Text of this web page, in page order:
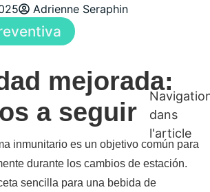
Adrienne Seraphin
mejorada:
a seguir
inmunitario es un objetivo común para
durante los cambios de estación.
sencilla para una bebida de
dans
l'article